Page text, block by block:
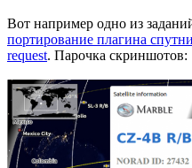
Вот например одно из
портирование плагина
request. Парочка скриншотов: